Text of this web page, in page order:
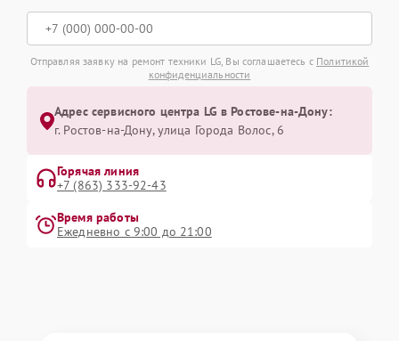
Отправляя заявку на ремонт техники LG, Вы соглашаетесь с Политикой
конфиденциальности
Адрес сервисного центра LG в Ростове-на-Дону:
г. Ростов-на-Дону, улица Города Волос, 6
Горячая линия
+7 (863) 333-92-43
Время работы
Ежедневно с 9:00 до 21:00